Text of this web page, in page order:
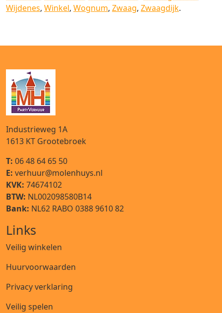
Wijdenes, Winkel, Wognum, Zwaag, Zwaagdijk.
Industrieweg 1A
1613 KT Grootebroek
T: 06 48 64 65 50
E: verhuur@molenhuys.nl
KVK: 74674102
BTW: NL002098580B14
Bank: NL62 RABO 0388 9610 82
Links
Veilig winkelen
Huurvoorwaarden
Privacy verklaring
Veilig spelen